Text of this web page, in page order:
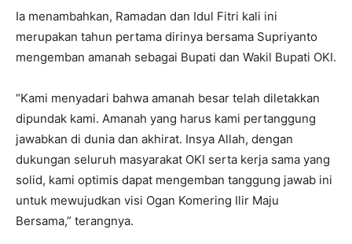
Ia menambahkan, Ramadan dan Idul Fitri kali ini
merupakan tahun pertama dirinya bersama Supriyanto
mengemban amanah sebagai Bupati dan Wakil Bupati OKI.
“Kami menyadari bahwa amanah besar telah diletakkan
dipundak kami. Amanah yang harus kami pertanggung
jawabkan di dunia dan akhirat. Insya Allah, dengan
dukungan seluruh masyarakat OKI serta kerja sama yang
solid, kami optimis dapat mengemban tanggung jawab ini
untuk mewujudkan visi Ogan Komering Ilir Maju
Bersama,” terangnya.